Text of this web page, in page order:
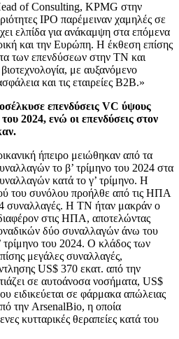
of Consulting, KPMG στην
IPO παρέμειναν χαμηλές σε
ελπίδα για ανάκαμψη στα επόμενα
και την Ευρώπη. Η έκθεση επίσης
των επενδύσεων στην ΤΝ και
με αυξανόμενο
και τις εταιρείες B2B.»
επενδύσεις VC ύψους
2024, ενώ οι επενδύσεις στον
ήπειρο μειώθηκαν από τα
το β’ τρίμηνο του 2024 στα
κατά το γ’ τρίμηνο. Η
του συνόλου προήλθε από τις ΗΠΑ
συναλλαγές. Η ΤΝ ήταν μακράν ο
στις ΗΠΑ, αποτελώντας
δύο συναλλαγών άνω του
τρίμηνο του 2024. Ο κλάδος των
μεγάλες συναλλαγές,
US$ 370 εκατ. από την
σε αυτοάνοσα νοσήματα, US$
ειδικεύεται σε φάρμακα απώλειας
την ArsenalBio, η οποία
κυτταρικές θεραπείες κατά του